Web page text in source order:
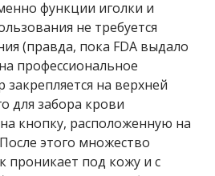
функции иголки и
не требуется
(правда, пока FDA выдало
профессиональное
на верхней
для забора крови
кнопку, расположенную на
этого множество
проникает под кожу и с